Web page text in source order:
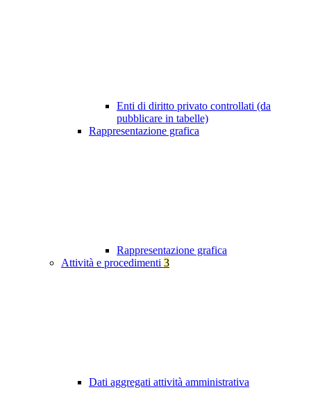
Enti di diritto privato controllati (da
pubblicare in tabelle)
Rappresentazione grafica
Rappresentazione grafica
Attività e procedimenti 3
Dati aggregati attività amministrativa